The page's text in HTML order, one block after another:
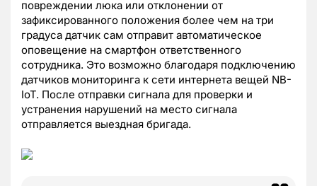
повреждении люка или отклонении от
зафиксированного положения более чем на три
градуса датчик сам отправит автоматическое
оповещение на смартфон ответственного
сотрудника. Это возможно благодаря подключению
датчиков мониторинга к сети интернета вещей NB-
IoT. После отправки сигнала для проверки и
устранения нарушений на место сигнала
отправляется выездная бригада.